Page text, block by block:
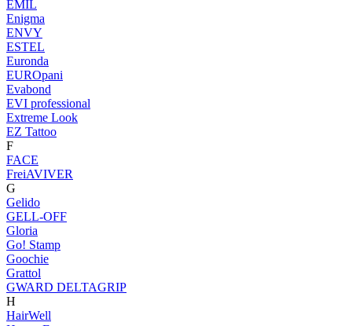
EMIL
Enigma
ENVY
ESTEL
Euronda
EUROpani
Evabond
EVI professional
Extreme Look
EZ Tattoo
F
FACE
FreiAVIVER
G
Gelido
GELL-OFF
Gloria
Go! Stamp
Goochie
Grattol
GWARD DELTAGRIP
H
HairWell